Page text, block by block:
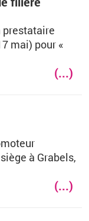
prestataire
mai) pour «
(...)
à Grabels,
(...)